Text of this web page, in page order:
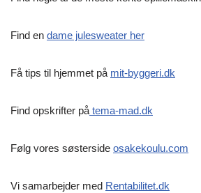
Find en dame julesweater her
Få tips til hjemmet på mit-byggeri.dk
Find opskrifter på tema-mad.dk
Følg vores søsterside osakekoulu.com
Vi samarbejder med Rentabilitet.dk